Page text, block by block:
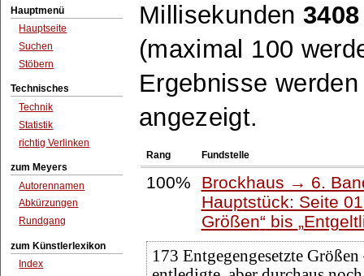
Hauptmenü
Hauptseite
Suchen
Stöbern
Technisches
Technik
Statistik
richtig Verlinken
zum Meyers
Autorennamen
Abkürzungen
Rundgang
zum Künstlerlexikon
Index
Millisekunden3408
(maximal 100
Ergebnisse
angezeigt.
Rang Fundstelle
100%
Brockhaus → 6.
Hauptstück: Seite
Größen bis
173 Entgegengesetzte